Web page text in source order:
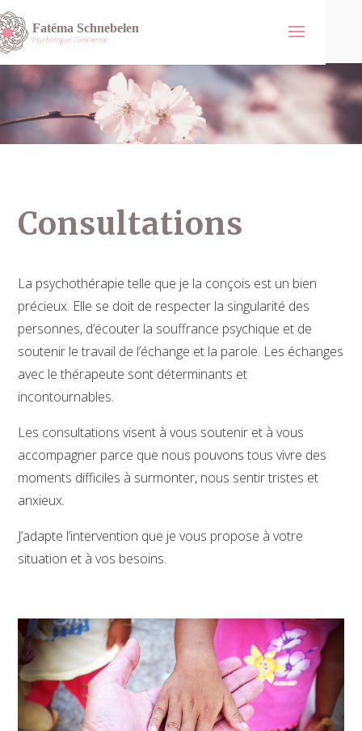
Consultations
La psychothérapie telle que je la conçois est un bien
précieux. Elle se doit de respecter la singularité des
personnes, d’écouter la souffrance psychique et de
soutenir le travail de l’échange et la parole. Les échanges
avec le thérapeute sont déterminants et
incontournables.
Les consultations visent à vous soutenir et à vous
accompagner parce que nous pouvons tous vivre des
moments difficiles à surmonter, nous sentir tristes et
anxieux.
J’adapte l’intervention que je vous propose à votre
situation et à vos besoins.